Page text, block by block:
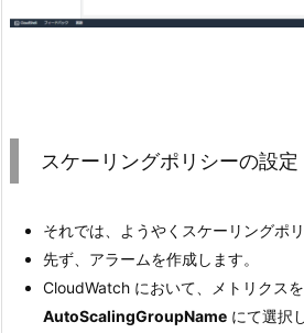
スケーリングポリシーの設定
それでは、ようやくスケーリングポ
先ず、アラームを作成します。
CloudWatch において、メトリクスを
AutoScalingGroupName にて選択